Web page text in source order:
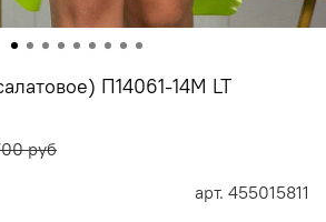
арт. 455015811
П14061-14М LT
руб